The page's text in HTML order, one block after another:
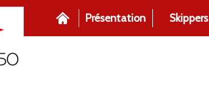
Présentation Skippers